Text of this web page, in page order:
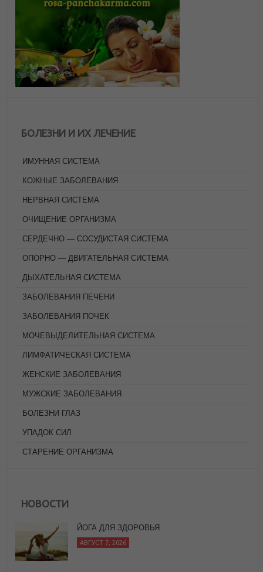
БОЛЕЗНИ И ИХ ЛЕЧЕНИЕ
ИМУННАЯ СИСТЕМА
КОЖНЫЕ ЗАБОЛЕВАНИЯ
НЕРВНАЯ СИСТЕМА
ОЧИЩЕНИЕ ОРГАНИЗМА
СЕРДЕЧНО — СОСУДИСТАЯ СИСТЕМА
ОПОРНО — ДВИГАТЕЛЬНАЯ СИСТЕМА
ДЫХАТЕЛЬНАЯ СИСТЕМА
ЗАБОЛЕВАНИЯ ПЕЧЕНИ
ЗАБОЛЕВАНИЯ ПОЧЕК
МОЧЕВЫДЕЛИТЕЛЬНАЯ СИСТЕМА
ЛИМФАТИЧЕСКАЯ СИСТЕМА
ЖЕНСКИЕ ЗАБОЛЕВАНИЯ
МУЖСКИЕ ЗАБОЛЕВАНИЯ
БОЛЕЗНИ ГЛАЗ
УПАДОК СИЛ
СТАРЕНИЕ ОРГАНИЗМА
НОВОСТИ
В ГАРМОНИИ ЛИ ВЫ С АЮРВЕДИЧЕСКИМИ
ЧАСАМИ?